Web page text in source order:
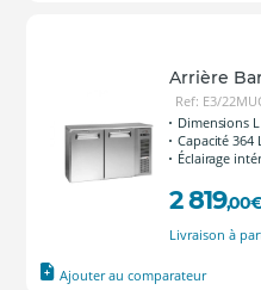
Arrière
Ref: E3/
Dimensions
Capacité 364
Éclairage
2 819,00
Livraison à
Ajouter au comparateur